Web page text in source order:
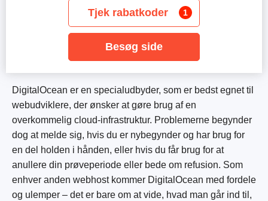
DigitalOcean er en specialudbyder, som er bedst egnet til
webudviklere, der ønsker at gøre brug af en
overkommelig cloud-infrastruktur. Problemerne begynder
dog at melde sig, hvis du er nybegynder og har brug for
en del holden i hånden, eller hvis du får brug for at
anullere din prøveperiode eller bede om refusion. Som
enhver anden webhost kommer DigitalOcean med fordele
og ulemper – det er bare om at vide, hvad man går ind til,
Tjek rabatkoder 1
Besøg side